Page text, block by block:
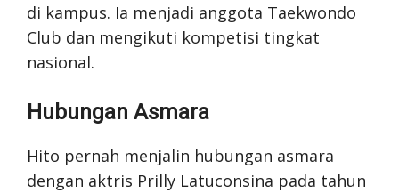
di kampus. Ia menjadi anggota Taekwondo
Club dan mengikuti kompetisi tingkat
nasional.
Hubungan Asmara
Hito pernah menjalin hubungan asmara
dengan aktris Prilly Latuconsina pada tahun